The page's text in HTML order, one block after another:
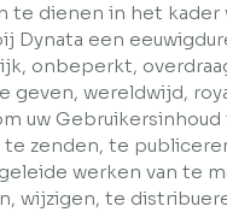
te dienen in het kader
Dynata een
onbeperkt,
geven, wereldwijd,
uw
te zenden, te
werken van te
wijzigen, te